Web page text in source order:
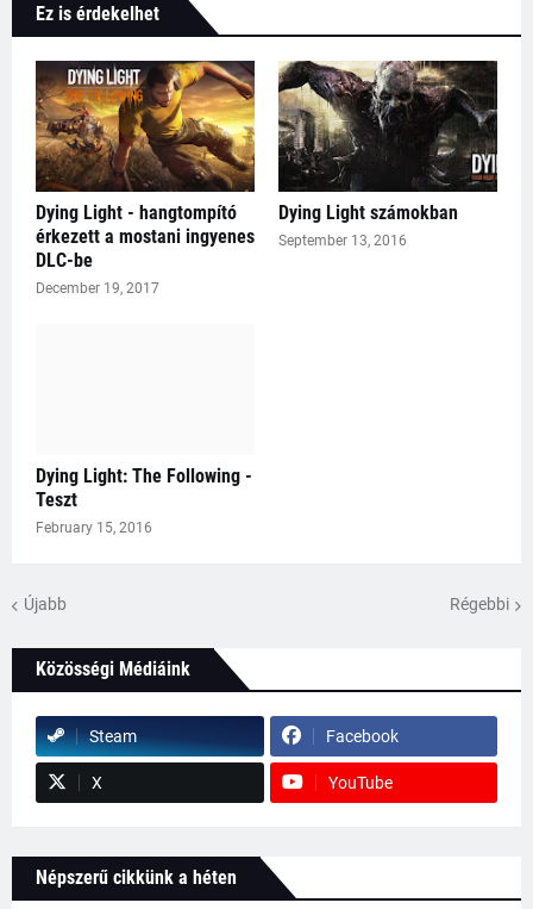
Ez is érdekelhet
Dying Light - hangtompító
érkezett a mostani ingyenes
DLC-be
December 19, 2017
Dying Light számokban
September 13, 2016
Dying Light: The Following -
Teszt
February 15, 2016
Újabb Régebbi
Közösségi Médiáink
Steam Facebook
X YouTube
Népszerű cikkünk a héten